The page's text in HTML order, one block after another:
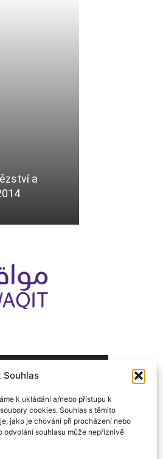
Souhlas
k ukládání a/nebo přístupu k
cookies. Souhlas s těmito
jako je chování při procházení nebo
odvolání souhlasu může nepříznivě
a